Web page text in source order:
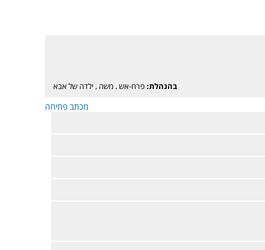
בהנהלת: פרח-אש, משה , ילדה של אבא
מכתב פתיחה